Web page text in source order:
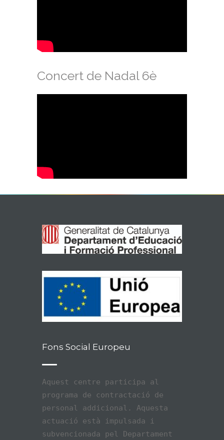
Concert de Nadal 6è
Fons Social Europeu
Aquest centre participa al
programa de contractació de
personal addicional. Aquesta
actuació està impulsada i
subvencionada pel Departament